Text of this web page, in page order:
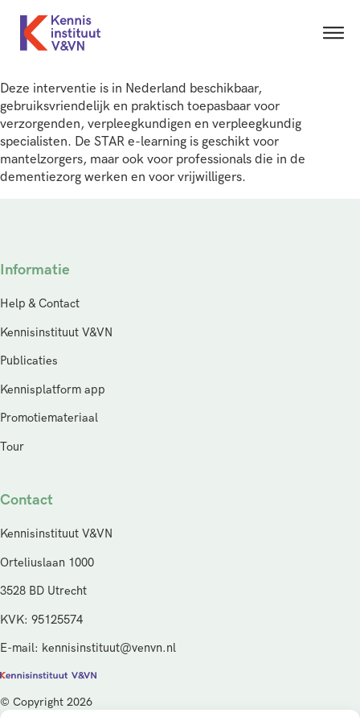
Deze interventie is in Nederland beschikbaar,
gebruiksvriendelijk en praktisch toepasbaar voor
verzorgenden, verpleegkundigen en verpleegkundig
specialisten. De STAR e-learning is geschikt voor
mantelzorgers, maar ook voor professionals die in de
dementiezorg werken en voor vrijwilligers.
Informatie
Help & Contact
Kennisinstituut V&VN
Publicaties
Kennisplatform app
Promotiemateriaal
Tour
Contact
Kennisinstituut V&VN
Orteliuslaan 1000
3528 BD Utrecht
KVK: 95125574
E-mail: kennisinstituut@venvn.nl
© Copyright 2026